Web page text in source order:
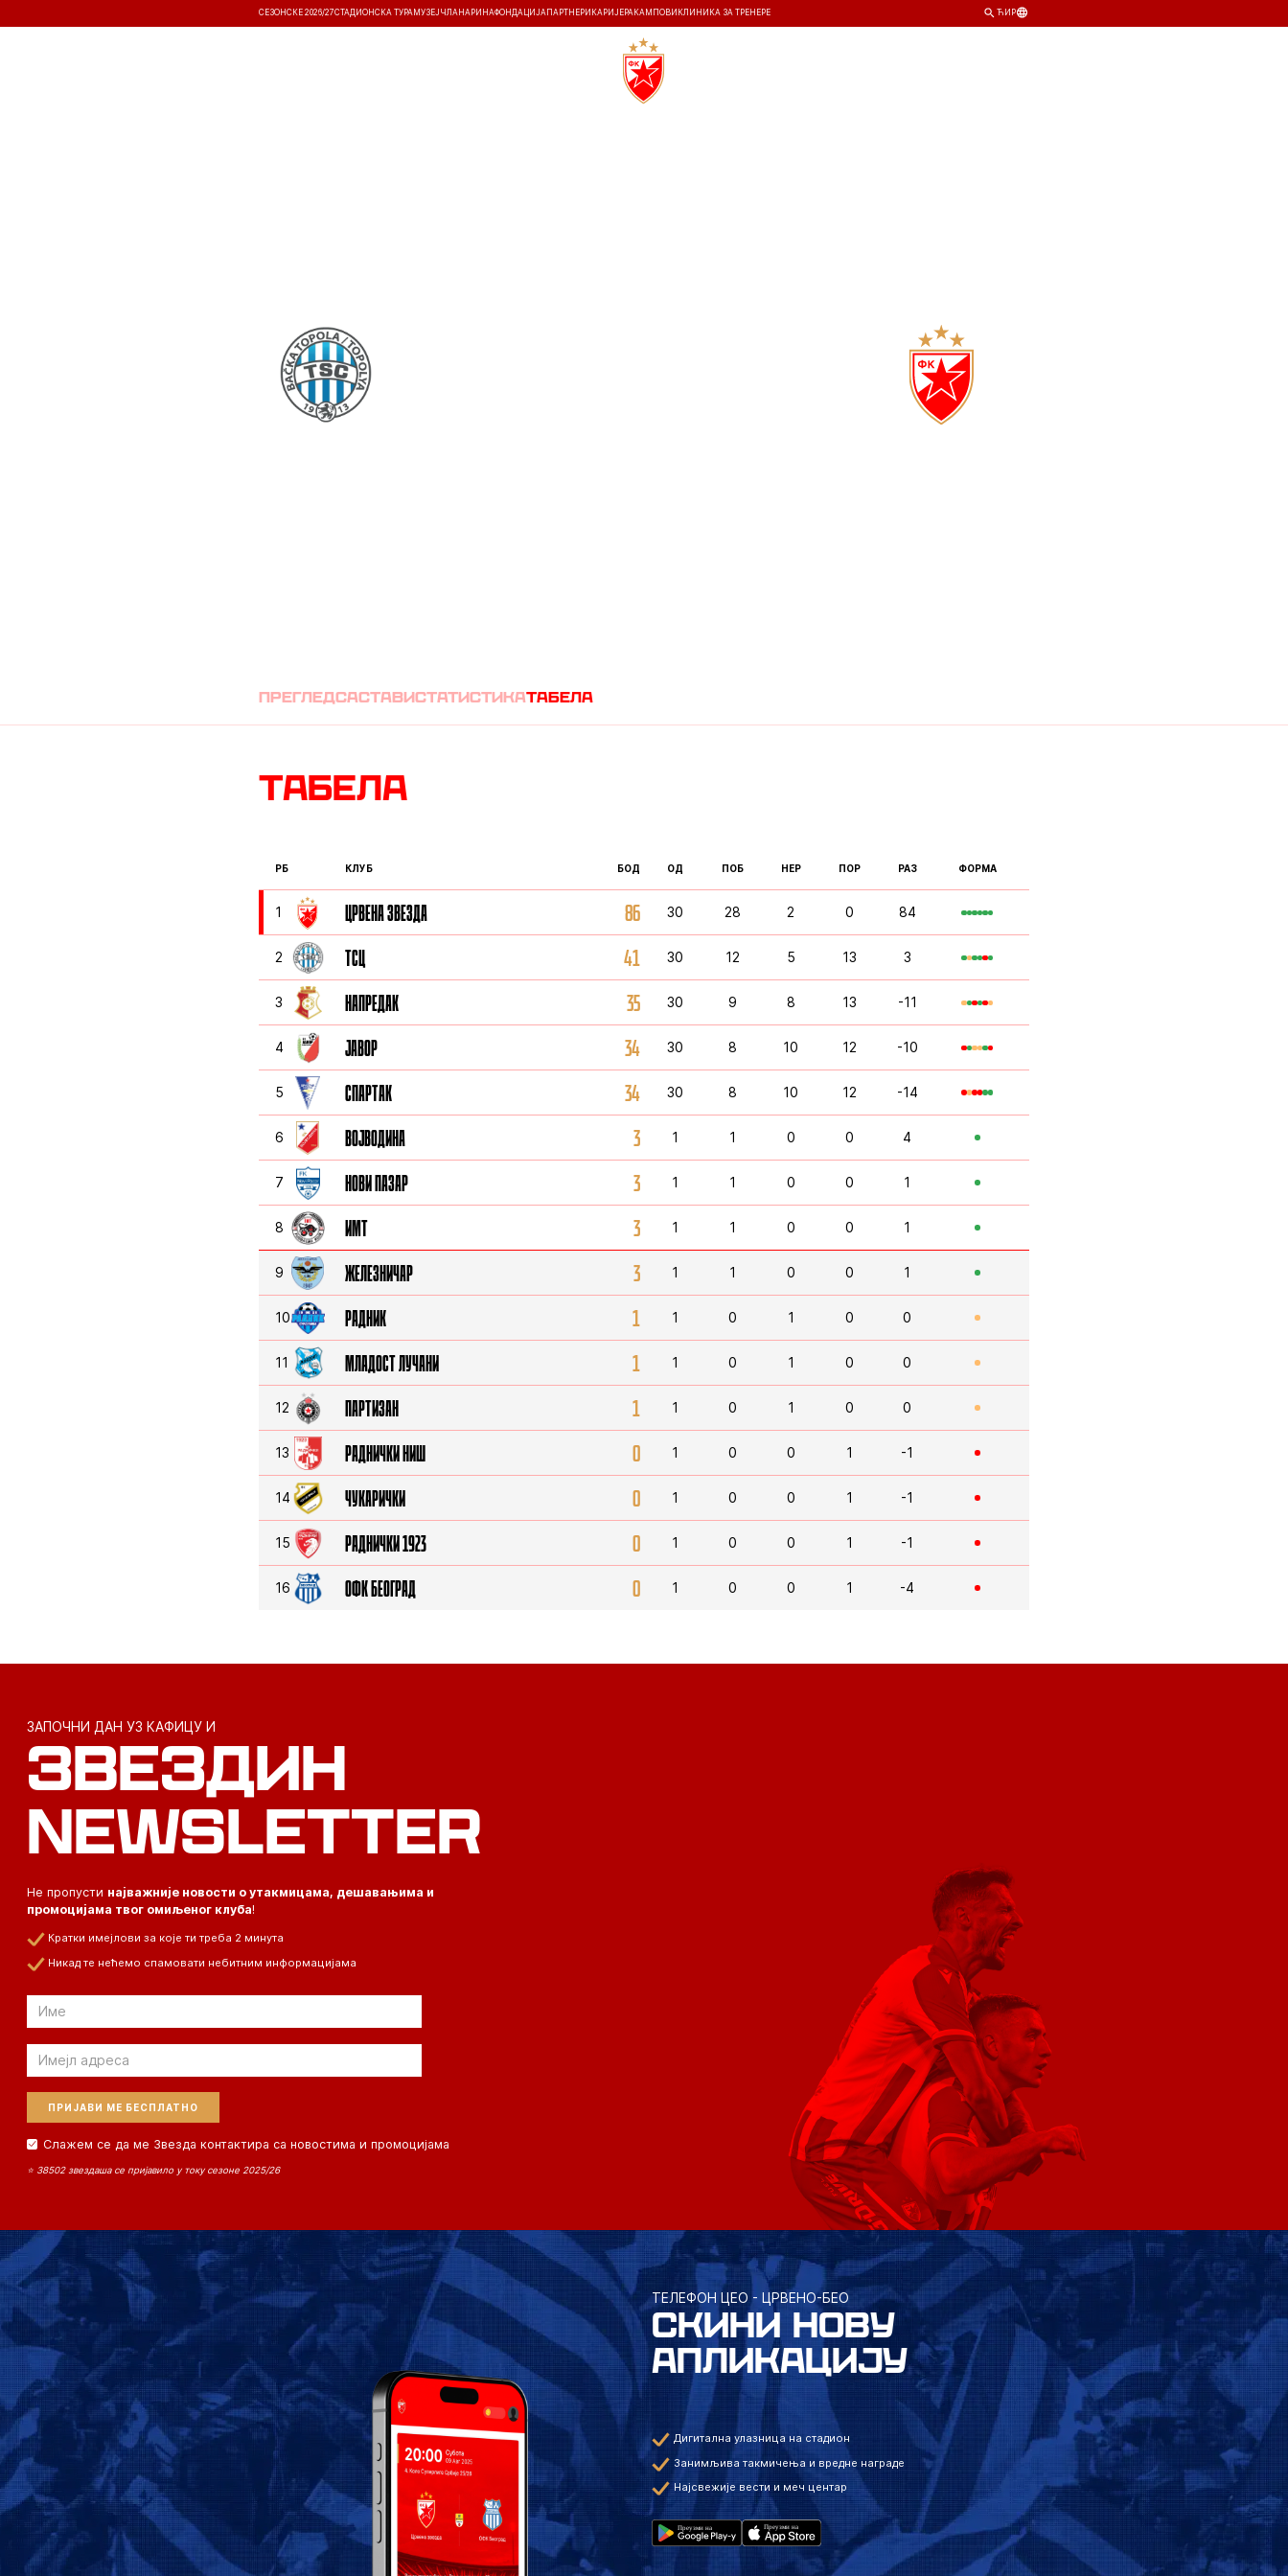
СЕЗОНСКЕ 2026/27СТАДИОНСКА ТУРА МУЗЕЈ ЧЛАНАРИНАФОНДАЦИЈА ПАРТНЕРИ КАРИЈЕРА КАМПОВИ КЛИНИКА ЗА ТРЕНЕРЕ ЋИР
прегледсаставистатистикатабела
Табела
РБ КЛУБ БОД ОД ПОБ НЕР ПОР РАЗ ФОРМА
1 ЦРВЕНА ЗВЕЗДА 86 30 28 2 0 84
2 ТСЦ 41 30 12 5 13 3
3 НАПРЕДАК 35 30 9 8 13 -11
4 ЈАВОР 34 30 8 10 12 -10
5 СПАРТАК 34 30 8 10 12 -14
6 ВОЈВОДИНА 3 1 1 0 0 4
7 НОВИ ПАЗАР 3 1 1 0 0 1
8 ИМТ 3 1 1 0 0 1
9 ЖЕЛЕЗНИЧАР 3 1 1 0 0 1
10 РАДНИК 1 1 0 1 0 0
11 МЛАДОСТ ЛУЧАНИ 1 1 0 1 0 0
12 ПАРТИЗАН 1 1 0 1 0 0
13 РАДНИЧКИ НИШ 0 1 0 0 1 -1
14 ЧУКАРИЧКИ 0 1 0 0 1 -1
15 РАДНИЧКИ 1923 0 1 0 0 1 -1
16 ОФК БЕОГРАД 0 1 0 0 1 -4
ЗАПОЧНИ ДАН УЗ КАФИЦУ И
ЗВЕЗДИН
NEWSLETTER
Не пропусти најважније новости о утакмицама, дешавањима и
промоцијама твог омиљеног клуба!
Кратки имејлови за које ти треба 2 минута
Никад те нећемо спамовати небитним информацијама
Email
Email
Слажем се да ме Звезда контактира са новостима и промоцијама
⭐ 38502 звездаша се пријавило у току сезоне 2025/26
ТЕЛЕФОН ЦЕО - ЦРВЕНО-БЕО
СКИНИ НОВУ
АПЛИКАЦИЈУ
Дигитална улазница на стадион
Занимљива такмичења и вредне награде
Најсвежије вести и меч центар